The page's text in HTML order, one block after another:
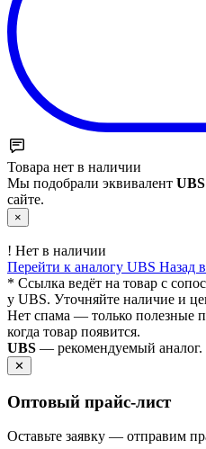
Товара нет в наличии
Мы подобрали эквивалент UBS
сайте.
×
! Нет в наличии
Перейти к аналогу UBS Назад
* Ссылка ведёт на товар с
у UBS. Уточняйте наличие и
Нет спама — только полезные
когда товар появится.
UBS — рекомендуемый аналог.
✕
Оптовый прайс‑лист
Оставьте заявку — отправим